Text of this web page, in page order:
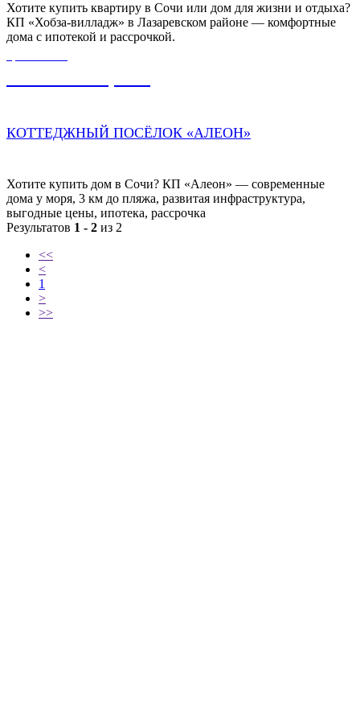
Хотите купить квартиру в Сочи или дом для жизни и отдыха?
КП «Хобза-вилладж» в Лазаревском районе — комфортные
дома с ипотекой и рассрочкой.
КОТТЕДЖНЫЙ ПОСЁЛОК «АЛЕОН»
Хотите купить дом в Сочи? КП «Алеон» — современные
дома у моря, 3 км до пляжа, развитая инфраструктура,
выгодные цены, ипотека, рассрочка
Результатов 1 - 2 из 2
<<
<
1
>
>>